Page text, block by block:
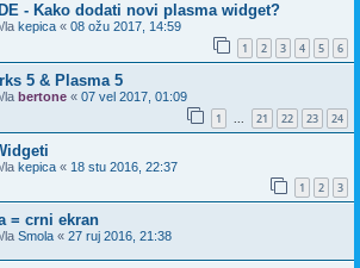
- Kako dodati novi plasma widget?
la kepica « 08 ožu 2017, 14:59
1 2 3 4 5 6
5 & Plasma 5
la bertone « 07 vel 2017, 01:09
1 ... 21 22 23 24
la kepica « 18 stu 2016, 22:37
1 2 3
= crni ekran
la Smola « 27 ruj 2016, 21:38